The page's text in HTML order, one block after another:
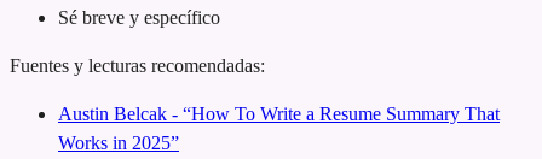
Sé breve y específico
Fuentes y lecturas recomendadas:
Austin Belcak - “How To Write a Resume Summary That
Works in 2025”